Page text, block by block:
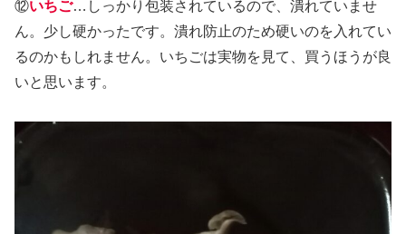
⑫いちご…しっかり包装されているので、潰れていませ
ん。少し硬かったです。潰れ防止のため硬いのを入れてい
るのかもしれません。いちごは実物を見て、買うほうが良
いと思います。